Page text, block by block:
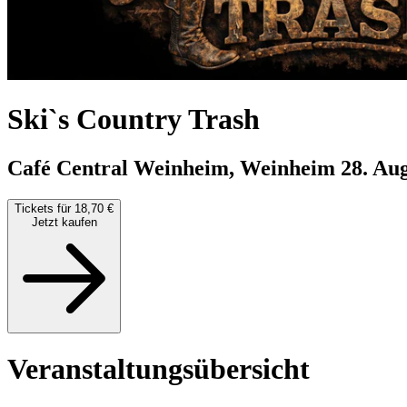
Ski`s Country Trash
Café Central Weinheim, Weinheim 28.
Tickets für 18,70 €
Jetzt kaufen
Veranstaltungsübersicht